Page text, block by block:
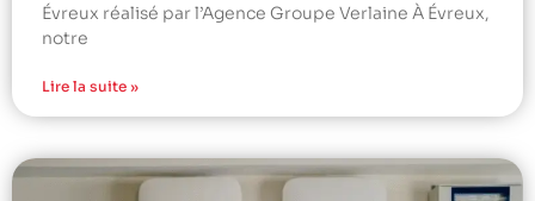
Évreux réalisé par l’Agence Groupe Verlaine À Évreux,
notre
Lire la suite »